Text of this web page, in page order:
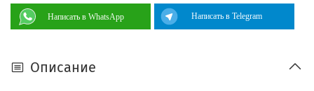
Написать в WhatsApp Написать в Telegram
Описание